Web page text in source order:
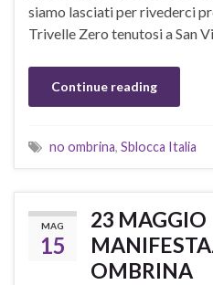
siamo lasciati per rivederci
Trivelle Zero tenutosi a San
Continue reading
no ombrina, Sblocca Italia
MAG
15
23 MAGGIO
OMBRINA